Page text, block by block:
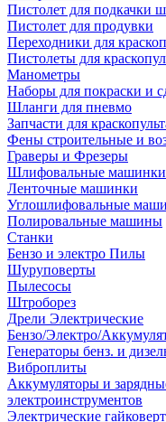
Пистолет для подкачки
Пистолет для продувки
Переходники для
Пистолеты для
Манометры
Наборы для покраски и
Шланги для пневмо
Запчасти для
Фены строительные и
Граверы и Фрезеры
Шлифовальные машинки
Ленточные машинки
Углошлифовальные
Полировальные машины
Станки
Бензо и электро Пилы
Шуруповерты
Пылесосы
Штроборез
Дрели Электрические
Бензо/Электро/
Генераторы бенз. и
Виброплиты
Аккумуляторы и
электроинструментов
Электрические